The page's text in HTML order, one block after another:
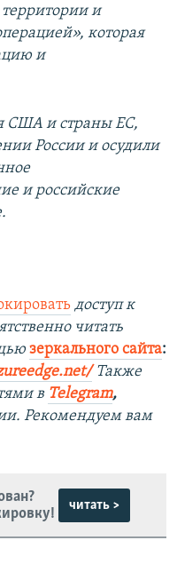
и
которая
и
США и страны ЕС,
России и осудили
и российские
доступ к
читать
зеркального сайта:
Также
в Telegram,
Рекомендуем вам
читать >